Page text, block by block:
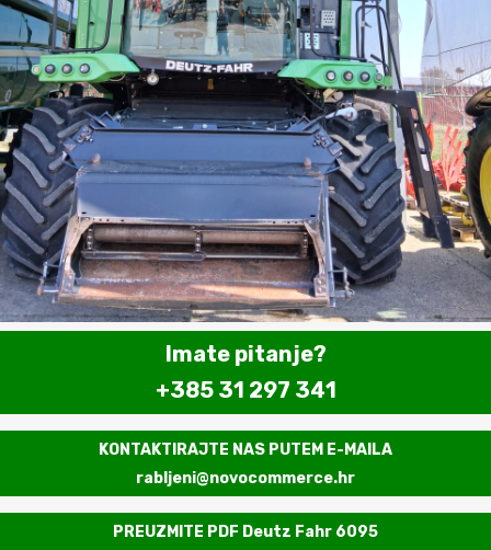
Imate pitanje?
+385 31 297 341
KONTAKTIRAJTE NAS PUTEM E-MAILA
rabljeni@novocommerce.hr
PREUZMITE PDF Deutz Fahr 6095